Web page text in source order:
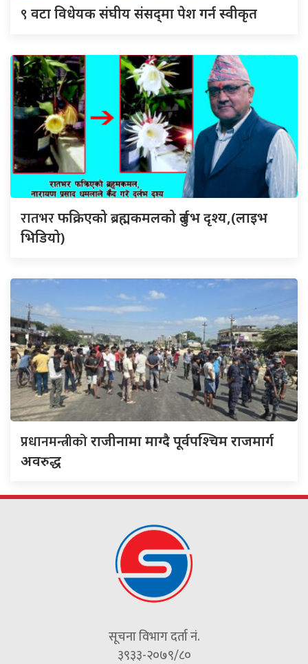
९ वटा विधेयक संघीय संसद्‌मा पेश गर्न स्वीकृत
रातभरफक्रिएको ब्रह्मकमलको दुर्लभ दृश्य,(लाइभ
भिडियो)
प्रधानमन्त्रीकोराजीनामा माग्दै पूर्वपश्चिम राजमार्ग
अवरुद्ध
सूचना विभाग दर्ता नं.
३९३३-२०७९/८०